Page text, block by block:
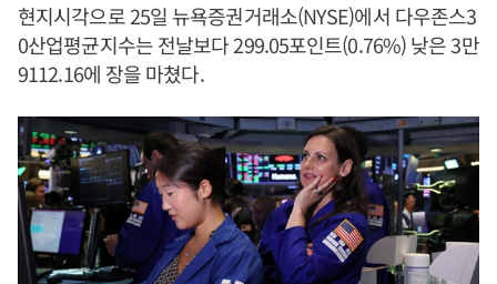
현지시각으로 25일 뉴욕증권거래소(NYSE)에서 다우존스3
0산업평균지수는 전날보다 299.05포인트(0.76%) 낮은 3만
9112.16에 장을 마쳤다.